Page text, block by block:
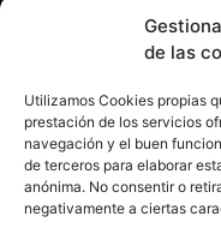
de las
Utilizamos Cookies propias
prestación de los servicios
navegación y el buen
de terceros para elaborar
anónima. No consentir o
negativamente a ciertas
Otras formas de
© 2020,